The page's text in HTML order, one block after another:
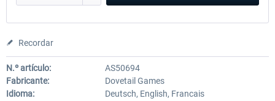
Recordar
N.º artículo:
AS50694
Fabricante:
Dovetail Games
Idioma:
Deutsch, English, Francais